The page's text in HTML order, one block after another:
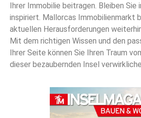
Ihrer Immobilie beitragen. Bleiben Sie
inspiriert. Mallorcas
aktuellen Herausforderungen
Mit dem richtigen Wissen und den
Ihrer Seite können Sie Ihren Traum
dieser bezaubernden Insel